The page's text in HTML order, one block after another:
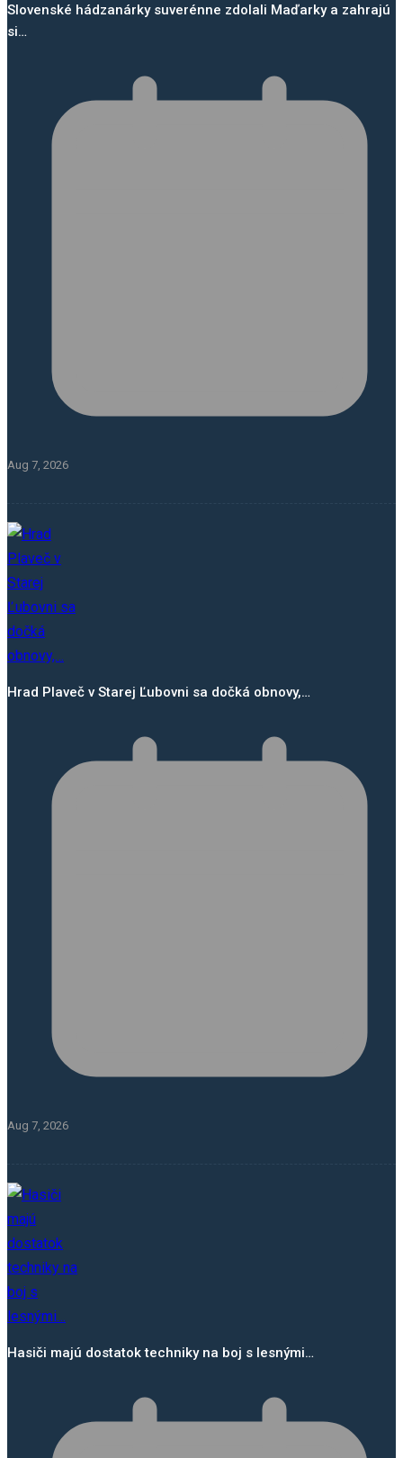
Slovenské hádzanárky suverénne zdolali Maďarky a zahrajú
si…
Aug 7, 2026
Hrad Plaveč v Starej Ľubovni sa dočká obnovy,…
Aug 7, 2026
Hasiči majú dostatok techniky na boj s lesnými…